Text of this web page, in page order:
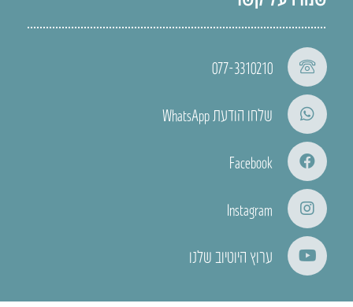
077-3310210
שלחו הודעת WhatsApp
Facebook
Instagram
ערוץ היוטיוב שלנו